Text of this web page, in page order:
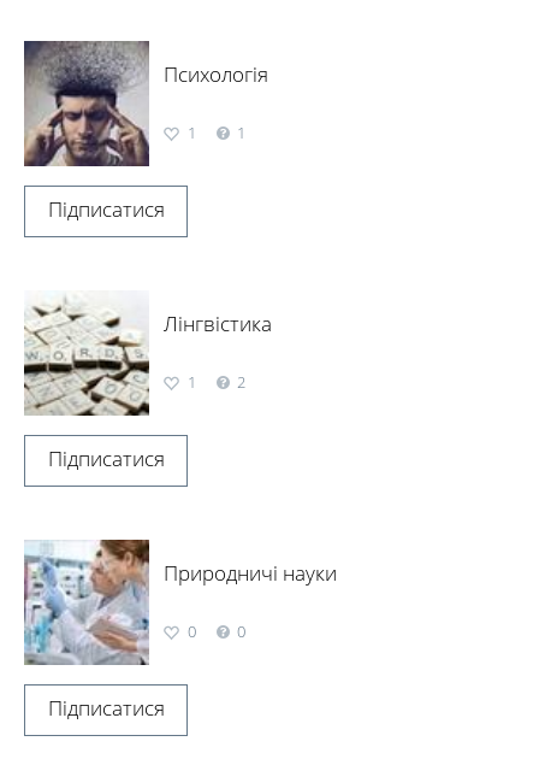
Психологія
1 1
Підписатися
Лінгвістика
1 2
Підписатися
Природничі науки
0 0
Підписатися